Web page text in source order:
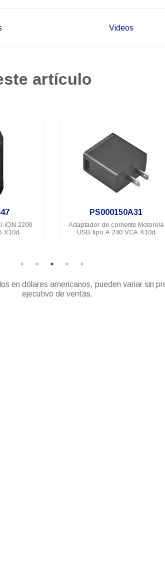
Videos
artículo
PS000150A31
Adaptador de corriente Motorola
USB tipo A 240 VCA X10d
en dólares americanos, pueden variar sin
ejecutivo de ventas.